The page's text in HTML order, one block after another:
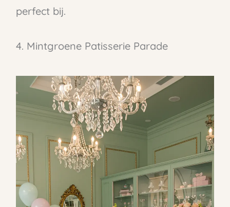
perfect bij.
4. Mintgroene Patisserie Parade